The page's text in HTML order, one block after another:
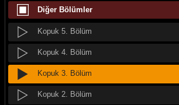
TV SHOW
GENÇLİK
DİZİ HABERLERİ
Diğer Bölümler
Kopuk 5. Bölüm
Kopuk 4. Bölüm
Kopuk 3. Bölüm
Kopuk 2. Bölüm